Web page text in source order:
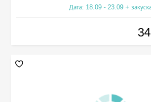
Дата: 18.09 - 23.09 +